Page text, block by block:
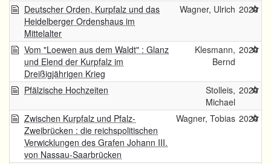
Deutscher Orden, Kurpfalz und das
Heidelberger Ordenshaus im
Mittelalter
Wagner, Ulrich 2020
Vom "Loewen aus dem Waldt" : Glanz
und Elend der Kurpfalz im
Dreißigjährigen Krieg
Klesmann,
Bernd
2020
Pfälzische Hochzeiten
Stolleis,
Michael
2020
Zwischen Kurpfalz und Pfalz-
Zweibrücken : die reichspolitischen
Verwicklungen des Grafen Johann III.
von Nassau-Saarbrücken
Wagner, Tobias 2020